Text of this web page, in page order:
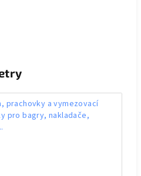
prachovky a vymezovací
pro bagry, nakladače,